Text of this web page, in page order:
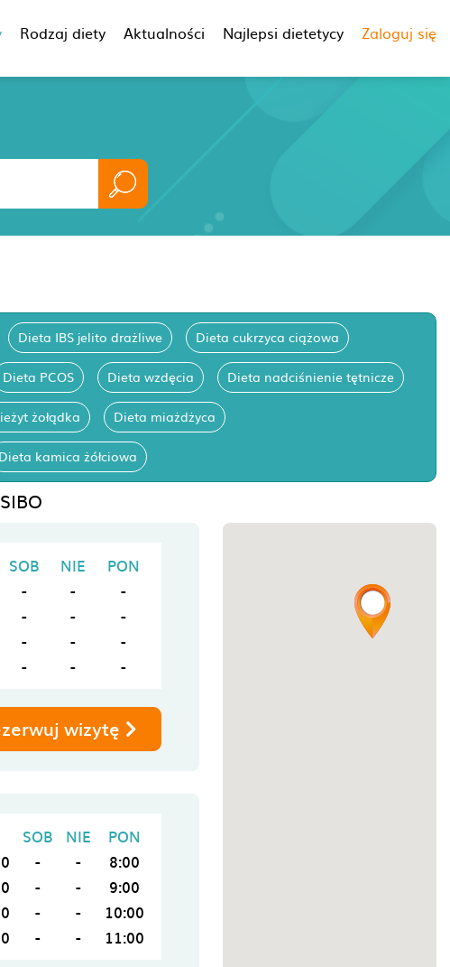
Rodzaj diety Aktualności Najlepsi dietetycy Zaloguj się
Dieta IBS jelito drażliwe Dieta cukrzyca ciążowa
Dieta PCOS Dieta wzdęcia Dieta nadciśnienie tętnicze
żołądka Dieta miażdżyca
Dieta kamica żółciowa
SOB NIE
PON
- -
-
- -
-
- -
-
- - -
wizytę
SOB NIE
PON
- -
8:00
- -
9:00
- -
10:00
- - 11:00